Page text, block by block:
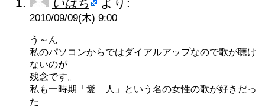
2010/09/09(木) 9:00
う～ん
私のパソコンからではダイアルアップなので歌が聴け
ないのが
残念です。
私も一時期「愛 人」という名の女性の歌が好きだっ
た